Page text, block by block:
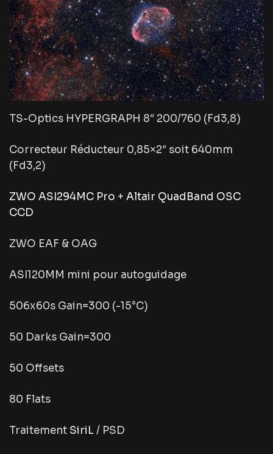
TS-Optics HYPERGRAPH 8″ 200/760 (Fd3,8)
Correcteur Réducteur 0,85×2″ soit 640mm
(Fd3,2)
ZWO ASI294MC Pro + Altair QuadBand OSC
CCD
ZWO EAF & OAG
ASI120MM mini pour autoguidage
506x60s Gain=300 (-15°C)
50 Darks Gain=300
50 Offsets
80 Flats
Traitement SiriL / PSD